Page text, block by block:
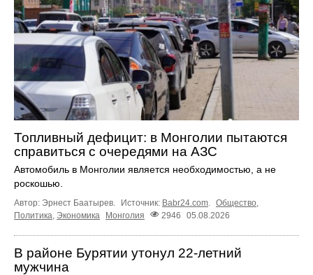
Топливный дефицит: в Монголии пытаются
справиться с очередями на АЗС
Автомобиль в Монголии является необходимостью, а не
роскошью.
Автор: Эрнест Баатырев. Источник: Babr24.com. Общество,
Политика Экономика Монголия 2946 05.08.2026
В районе Бурятии утонул 22-летний
мужчина